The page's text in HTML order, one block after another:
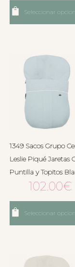
Seleccionar
1349 Sacos Grupo
Leslie Piqué Jaretas
Puntilla y Topitos
102.00€
Seleccionar